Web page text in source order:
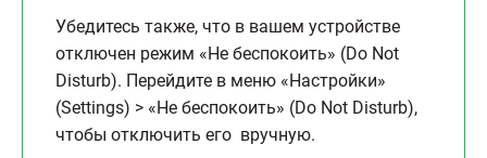
Убедитесь также, что в вашем устройстве
отключен режим «Не беспокоить» (Do Not
Disturb). Перейдите в меню «Настройки»
(Settings) > «Не беспокоить» (Do Not Disturb),
чтобы отключить его вручную.